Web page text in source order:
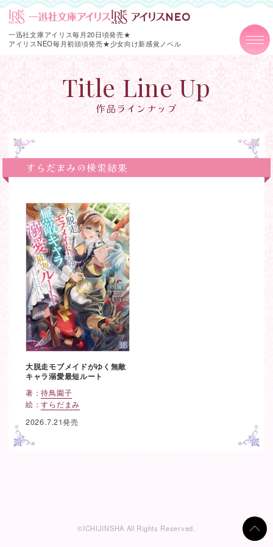
一迅社文庫アイリス毎月20日頃発売★
アイリスNEO毎月初頭頃発売★少女向け新感覚ノベル
Title Line Up
作品ラインナップ
すらだまみの検索結果
大脱走モブメイドがゆく無敵
キャラ溺愛最短ルート
著：待鳥園子
絵：すらだまみ
2026.7.21発売
©ICHIJINSHA All Rights Reserved.